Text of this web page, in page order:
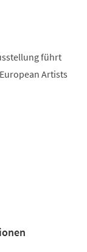
führt
Artists